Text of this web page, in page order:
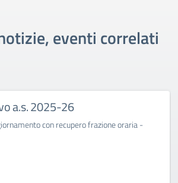
eventi correlati
a.s. 2025-26
con recupero frazione oraria -